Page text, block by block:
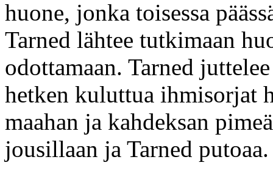
huone, jonka toisessa
Tarned lähtee tutkimaan
odottamaan. Tarned
hetken kuluttua ihmisorjat
maahan ja kahdeksan
jousillaan ja Tarned putoaa.